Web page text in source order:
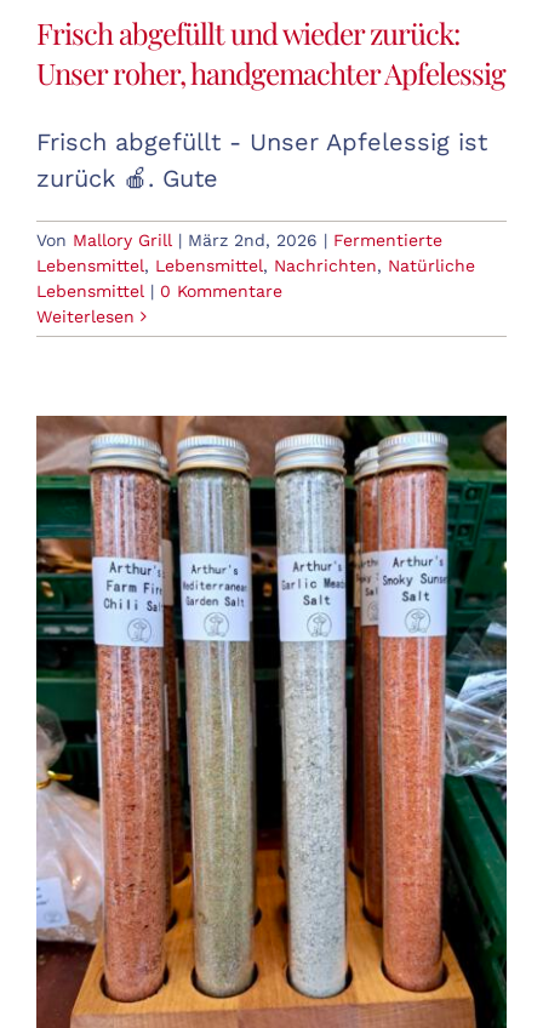
Frisch abgefüllt und wieder zurück:
Unser roher, handgemachter Apfelessig
Frisch abgefüllt - Unser Apfelessig ist
zurück 🍎. Gute
Von Mallory Grill | März 2nd, 2026 | Fermentierte
Lebensmittel, Lebensmittel, Nachrichten, Natürliche
Lebensmittel | 0 Kommentare
Weiterlesen